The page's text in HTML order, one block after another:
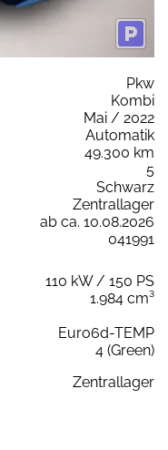
Pkw
Kombi
Mai / 2022
Automatik
49.300 km
5
Schwarz
Zentrallager
ab ca. 10.08.2026
041991
110 kW / 150 PS
1.984 cm³
Euro6d-TEMP
4 (Green)
Zentrallager